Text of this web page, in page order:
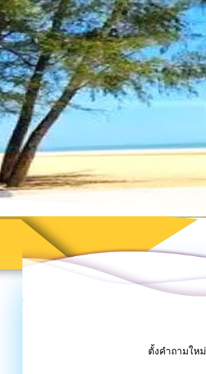
ตั้งคำถามใหม่